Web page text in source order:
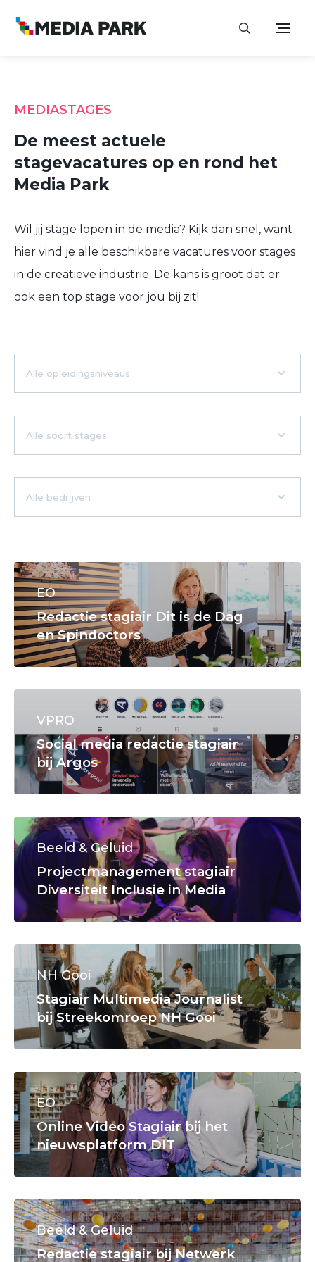
MEDIASTAGES
De meest actuele
stagevacatures op en rond het
Media Park
Wil jij stage lopen in de media? Kijk dan snel, want
hier vind je alle beschikbare vacatures voor stages
in de creatieve industrie. De kans is groot dat er
ook een top stage voor jou bij zit!
EO
Redactie stagiair Dit is de Dag
en Spindoctors
VPRO
Social media redactie stagiair
bij Argos
Beeld & Geluid
Projectmanagement stagiair
Diversiteit Inclusie in Media
NH Gooi
Stagiair Multimedia Journalist
bij Streekomroep NH Gooi
EO
Online Video Stagiair bij het
nieuwsplatform DIT
Beeld & Geluid
Redactie stagiair bij Netwerk